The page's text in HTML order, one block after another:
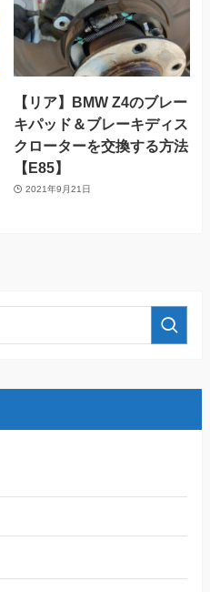
【リア】BMW Z4のブレー
キパッド＆ブレーキディス
クローターを交換する方法
【E85】
2021年9月21日